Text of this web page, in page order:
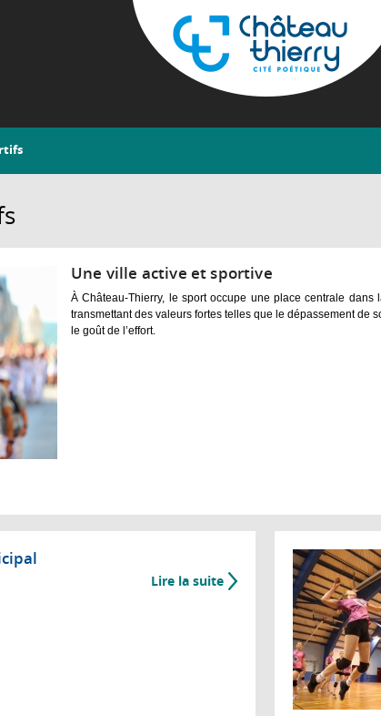
au
contenu
principal
Château-
Thierry
Une ville active et sportive
À Château-Thierry, le sport occupe une place centrale
transmettant des valeurs fortes telles que le dépassement de
le goût de l’effort.
Lire la suite